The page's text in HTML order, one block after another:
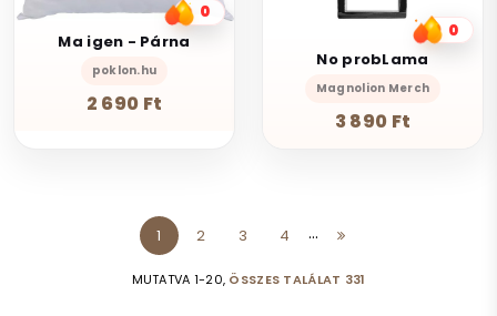
0
Ma igen - Párna
poklon.hu
2 690 Ft
0
No probLama
Magnolion Merch
3 890 Ft
MUTATVA 1-20, ÖSSZES TALÁLAT 331
1 2 3 4 ...